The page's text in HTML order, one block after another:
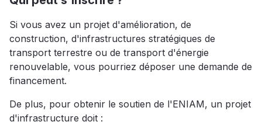
Si vous avez un projet d'amélioration, de
construction, d'infrastructures stratégiques de
transport terrestre ou de transport d'énergie
renouvelable, vous pourriez déposer une demande de
financement.
De plus, pour obtenir le soutien de l'ENIAM, un projet
d'infrastructure doit :